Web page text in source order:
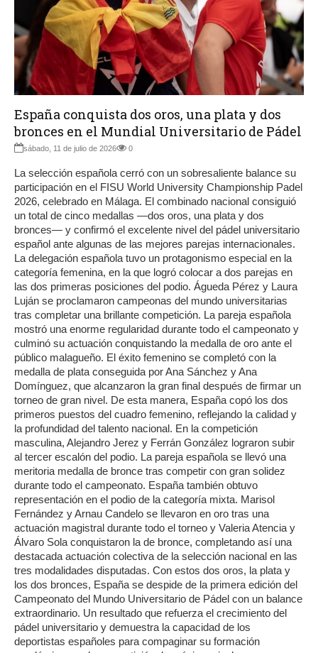
España conquista dos oros, una plata y dos
bronces en el Mundial Universitario de Pádel
sábado, 11 de julio de 2026 0
La selección española cerró con un sobresaliente balance su
participación en el FISU World University Championship Padel
2026, celebrado en Málaga. El combinado nacional consiguió
un total de cinco medallas —dos oros, una plata y dos
bronces— y confirmó el excelente nivel del pádel universitario
español ante algunas de las mejores parejas internacionales.
La delegación española tuvo un protagonismo especial en la
categoría femenina, en la que logró colocar a dos parejas en
las dos primeras posiciones del podio. Águeda Pérez y Laura
Luján se proclamaron campeonas del mundo universitarias
tras completar una brillante competición. La pareja española
mostró una enorme regularidad durante todo el campeonato y
culminó su actuación conquistando la medalla de oro ante el
público malagueño. El éxito femenino se completó con la
medalla de plata conseguida por Ana Sánchez y Ana
Domínguez, que alcanzaron la gran final después de firmar un
torneo de gran nivel. De esta manera, España copó los dos
primeros puestos del cuadro femenino, reflejando la calidad y
la profundidad del talento nacional. En la competición
masculina, Alejandro Jerez y Ferrán González lograron subir
al tercer escalón del podio. La pareja española se llevó una
meritoria medalla de bronce tras competir con gran solidez
durante todo el campeonato. España también obtuvo
representación en el podio de la categoría mixta. Marisol
Fernández y Arnau Candelo se llevaron en oro tras una
actuación magistral durante todo el torneo y Valeria Atencia y
Álvaro Sola conquistaron la de bronce, completando así una
destacada actuación colectiva de la selección nacional en las
tres modalidades disputadas. Con estos dos oros, la plata y
los dos bronces, España se despide de la primera edición del
Campeonato del Mundo Universitario de Pádel con un balance
extraordinario. Un resultado que refuerza el crecimiento del
pádel universitario y demuestra la capacidad de los
deportistas españoles para compaginar su formación